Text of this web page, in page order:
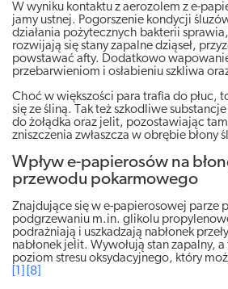
W wyniku kontaktu z aerozolem z e-
jamy ustnej. Pogorszenie kondycji
działania pożytecznych bakterii
rozwijają się stany zapalne dziąseł,
powstawać afty. Dodatkowo
przebarwieniom i osłabieniu szkliwa
Choć w większości para trafia do płuc,
się ze śliną. Tak też szkodliwe
do żołądka oraz jelit, pozostawiając
zniszczenia zwłaszcza w obrębie błony
Wpływ e-papierosów na
przewodu pokarmowego
Znajdujące się w e-papierosowej parze
podgrzewaniu m.in. glikolu
podrażniają i uszkadzają nabłonek
nabłonek jelit. Wywołują stan zapalny,
poziom stresu oksydacyjnego, który
[8]